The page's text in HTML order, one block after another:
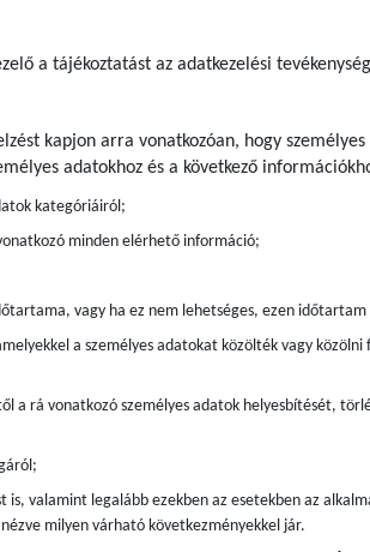
a tájékoztatást az adatkezelési
kapjon arra vonatkozóan, hogy
adatokhoz és a következő
kategóriáiról;
minden elérhető információ;
vagy ha ez nem lehetséges, ezen
a személyes adatokat közölték vagy
a rá vonatkozó személyes adatok helyesbítését,
valamint legalább ezekben az esetekben az
milyen várható következményekkel jár.